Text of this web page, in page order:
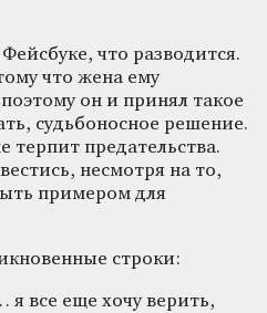
что разводится.
что жена ему
он и принял такое
судьбоносное решение.
предательства.
несмотря на то,
примером для
строки:
я все еще хочу верить,